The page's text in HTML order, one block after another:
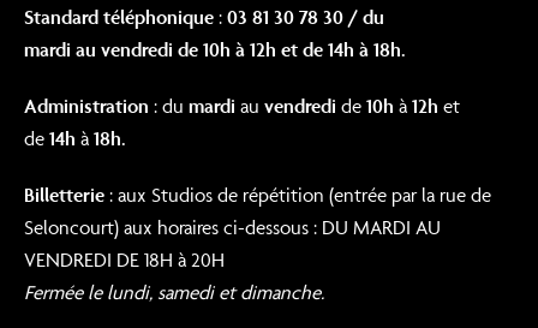
Standard téléphonique : 03 81 30 78 30 / du
mardi au vendredi de 10h à 12h et de 14h à 18h.
Administration : du mardi au vendredi de 10h à 12h et
de 14h à 18h.
Billetterie : aux Studios de répétition (entrée par la rue de
Seloncourt) aux horaires ci-dessous : DU MARDI AU
VENDREDI DE 18H à 20H
Fermée le lundi, samedi et dimanche.